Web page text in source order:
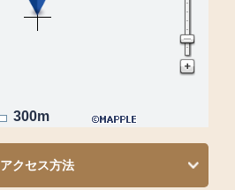
300m
アクセス方法